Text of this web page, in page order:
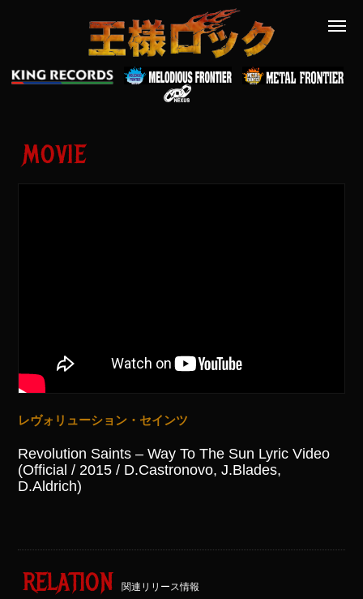
MOVIE
レヴォリューション・セインツ
Revolution Saints – Way To The Sun Lyric Video
(Official / 2015 / D.Castronovo, J.Blades,
D.Aldrich)
RELATION 関連リリース情報